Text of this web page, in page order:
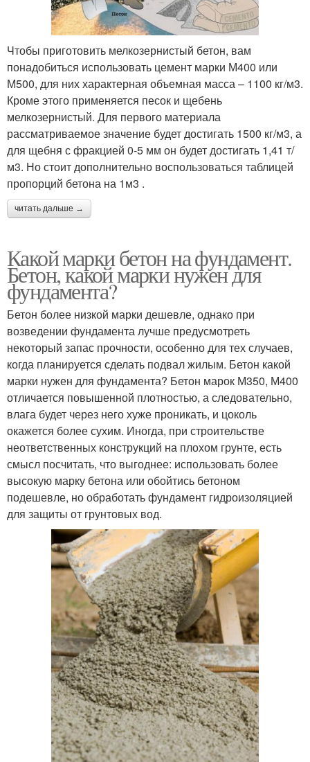
Чтобы приготовить мелкозернистый бетон, вам
понадобиться использовать цемент марки М400 или
М500, для них характерная объемная масса – 1100 кг/м3.
Кроме этого применяется песок и щебень
мелкозернистый. Для первого материала
рассматриваемое значение будет достигать 1500 кг/м3, а
для щебня с фракцией 0-5 мм он будет достигать 1,41 т/
м3. Но стоит дополнительно воспользоваться таблицей
пропорций бетона на 1м3 .
читать дальше →
Какой марки бетон на фундамент.
Бетон, какой марки нужен для
фундамента?
Бетон более низкой марки дешевле, однако при
возведении фундамента лучше предусмотреть
некоторый запас прочности, особенно для тех случаев,
когда планируется сделать подвал жилым. Бетон какой
марки нужен для фундамента? Бетон марок М350, М400
отличается повышенной плотностью, а следовательно,
влага будет через него хуже проникать, и цоколь
окажется более сухим. Иногда, при строительстве
неответственных конструкций на плохом грунте, есть
смысл посчитать, что выгоднее: использовать более
высокую марку бетона или обойтись бетоном
подешевле, но обработать фундамент гидроизоляцией
для защиты от грунтовых вод.